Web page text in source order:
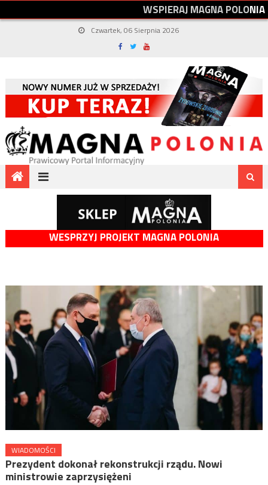
WSPIERAJMAGNAPOLONIA
Czwartek, 06 Sierpnia 2026
WESPRZYJ PROJEKT MAGNA POLONIA
WIADOMOŚCI
Prezydent dokonał rekonstrukcji rządu. Nowi
ministrowie zaprzysiężeni